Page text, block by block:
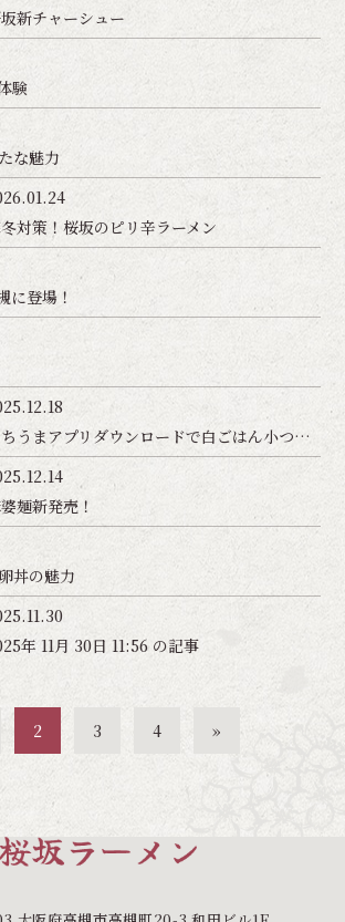
新チャーシュー
験
な魅力
対策！桜坂のピリ辛ラーメン
に登場！
まちうまアプリダウンロードで白ごはん小つきます！
麺新発売！
丼の魅力
年 11月 30日 11:56 の記事
2 3 4 »